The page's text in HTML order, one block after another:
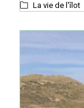
La vie de l'îlot